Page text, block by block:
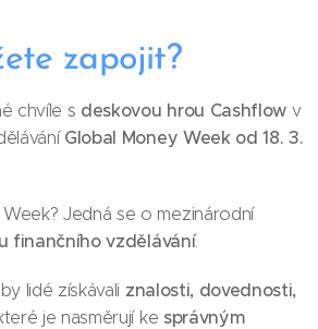
zapojit?
chvíle s deskovou hrou Cashflow v
Global Money Week od 18. 3.
Jedná se o mezinárodní
finančního vzdělávání.
lidé získávali znalosti, dovednosti,
je nasměrují ke správným